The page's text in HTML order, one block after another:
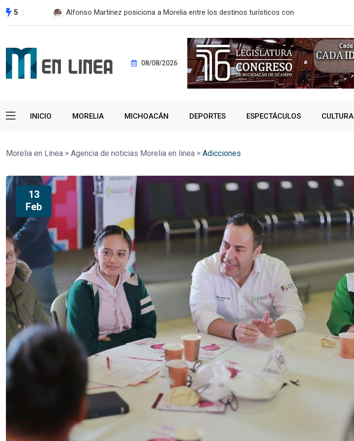
5 Alfonso Martínez posiciona a Morelia entre los destinos turísticos con
08/08/2026
INICIO MORELIA MICHOACÁN DEPORTES ESPECTÁCULOS CULTURA
Morelia en Línea > Agencia de noticias Morelia en linea > Adicciones
13
Feb